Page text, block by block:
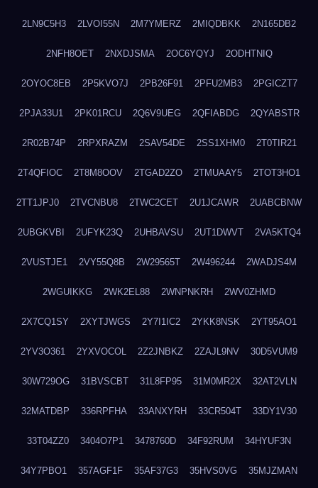
2LN9C5H3 2LVOI55N 2M7YMERZ 2MIQDBKK 2N165DB2
2NFH8OET 2NXDJSMA 2OC6YQYJ 2ODHTNIQ
2OYOC8EB 2P5KVO7J 2PB26F91 2PFU2MB3 2PGICZT7
2PJA33U1 2PK01RCU 2Q6V9UEG 2QFIABDG 2QYABSTR
2R02B74P 2RPXRAZM 2SAV54DE 2SS1XHM0 2T0TIR21
2T4QFIOC 2T8M8OOV 2TGAD2ZO 2TMUAAY5 2TOT3HO1
2TT1JPJ0 2TVCNBU8 2TWC2CET 2U1JCAWR 2UABCBNW
2UBGKVBI 2UFYK23Q 2UHBAVSU 2UT1DWVT 2VA5KTQ4
2VUSTJE1 2VY55Q8B 2W29565T 2W496244 2WADJS4M
2WGUIKKG 2WK2EL88 2WNPNKRH 2WV0ZHMD
2X7CQ1SY 2XYTJWGS 2Y7I1IC2 2YKK8NSK 2YT95AO1
2YV3O361 2YXVOCOL 2Z2JNBKZ 2ZAJL9NV 30D5VUM9
30W729OG 31BVSCBT 31L8FP95 31M0MR2X 32AT2VLN
32MATDBP 336RPFHA 33ANXYRH 33CR504T 33DY1V30
33T04ZZ0 3404O7P1 3478760D 34F92RUM 34HYUF3N
34Y7PBO1 357AGF1F 35AF37G3 35HVS0VG 35MJZMAN